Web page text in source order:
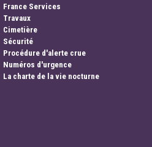
France Services
Travaux
Cimetière
Sécurité
Procédure d'alerte crue
Numéros d'urgence
La charte de la vie nocturne